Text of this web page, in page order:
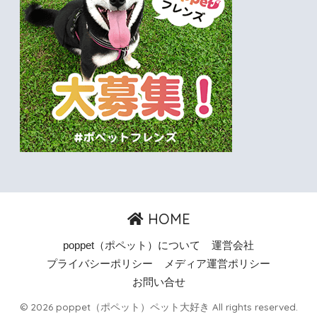
HOME
poppet（ポペット）について
運営会社
プライバシーポリシー
メディア運営ポリシー
お問い合せ
© 2026 poppet（ポペット）ペット大好き All rights reserved.